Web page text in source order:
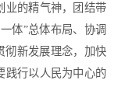
业的精气神，团结带
体”总体布局、协调
彻新发展理念，加快
践行以人民为中心的